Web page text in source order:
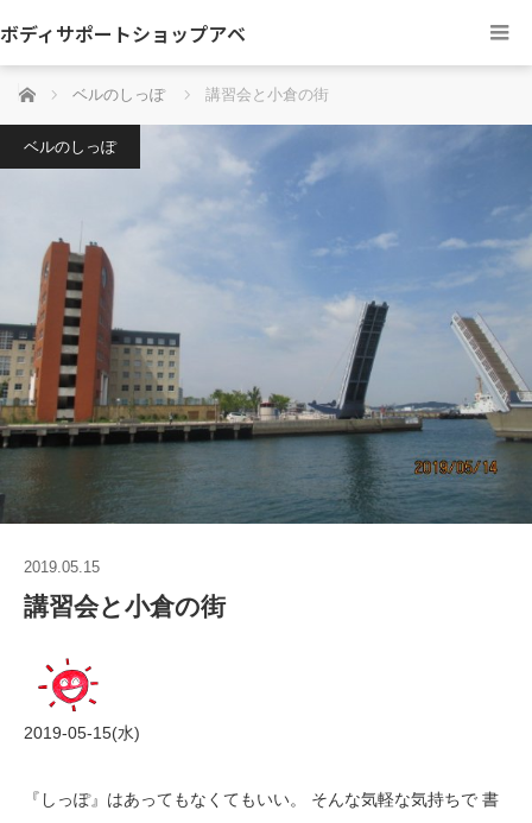
ボディサポートショップアベ
ホーム ベルのしっぽ 講習会と小倉の街
ベルのしっぽ
2019.05.15
講習会と小倉の街
2019-05-15(水)
『しっぽ』はあってもなくてもいい。 そんな気軽な気持ちで 書